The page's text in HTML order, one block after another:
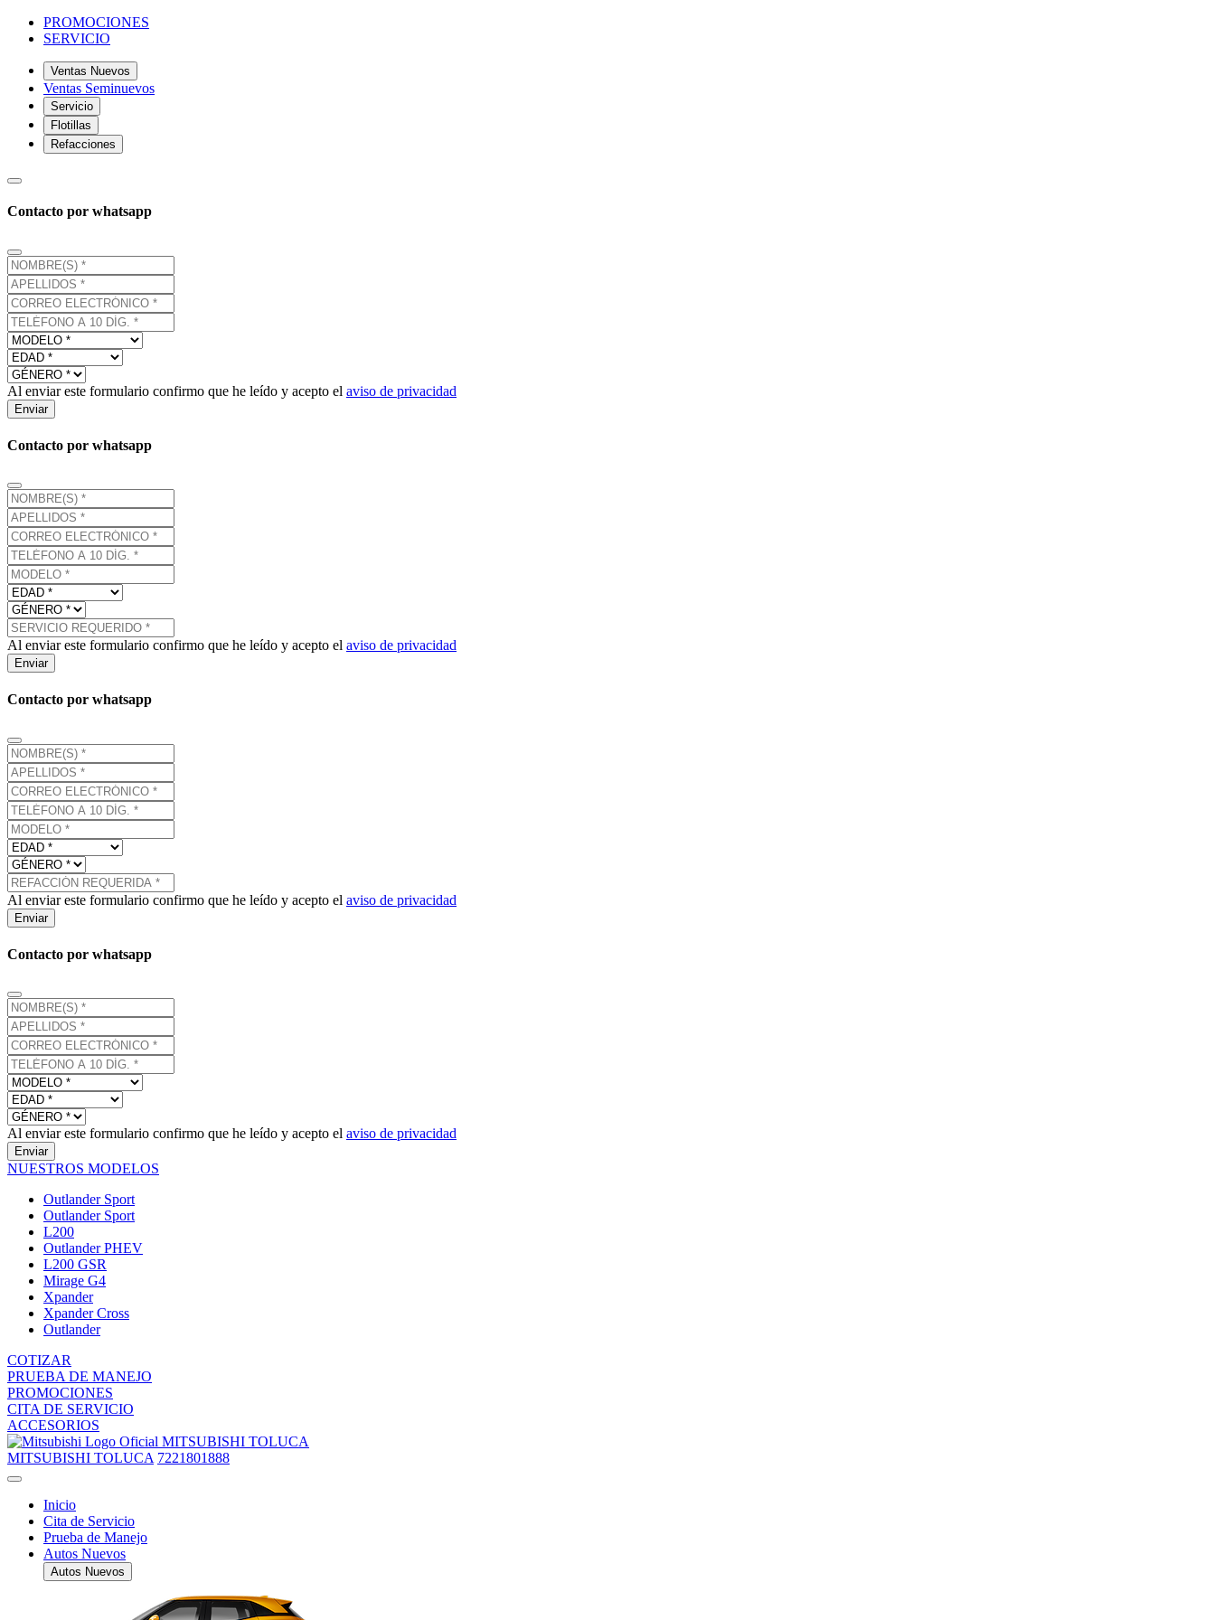
PROMOCIONES
SERVICIO
Ventas Nuevos
Ventas Seminuevos
Servicio
Flotillas
Refacciones
Contacto por whatsapp
Al enviar este formulario confirmo que he leído y acepto el aviso de privacidad
Enviar
Contacto por whatsapp
Al enviar este formulario confirmo que he leído y acepto el aviso de privacidad
Enviar
Contacto por whatsapp
Al enviar este formulario confirmo que he leído y acepto el aviso de privacidad
Enviar
Contacto por whatsapp
Al enviar este formulario confirmo que he leído y acepto el aviso de privacidad
Enviar
NUESTROS MODELOS
Outlander Sport
Outlander Sport
L200
Outlander PHEV
L200 GSR
Mirage G4
Xpander
Xpander Cross
Outlander
COTIZAR
PRUEBA DE MANEJO
PROMOCIONES
CITA DE SERVICIO
ACCESORIOS
MITSUBISHI TOLUCA
MITSUBISHI TOLUCA 7221801888
Inicio
Cita de Servicio
Prueba de Manejo
Autos Nuevos
Autos Nuevos